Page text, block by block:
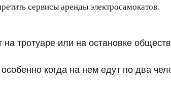
сервисы аренды электросамокатов.
тротуаре или на остановке
когда на нем едут по два